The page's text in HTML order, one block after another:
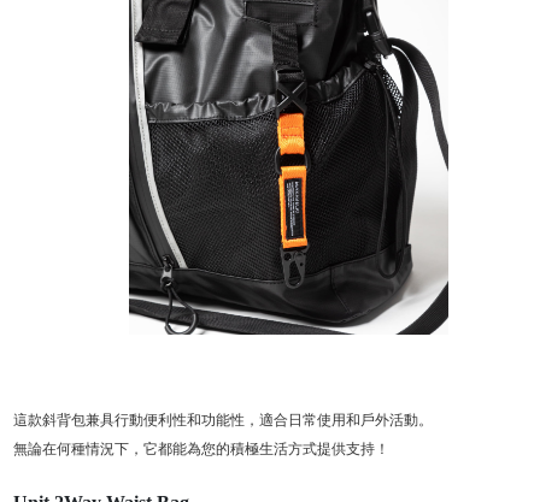
這款斜背包兼具行動便利性和功能性，適合日常使用和戶外活動。
無論在何種情況下，它都能為您的積極生活方式提供支持！